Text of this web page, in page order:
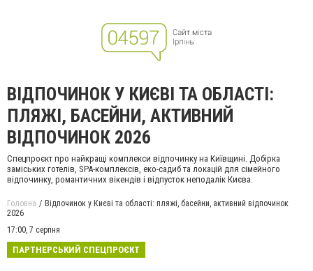
ВІДПОЧИНОК У КИЄВІ ТА ОБЛАСТІ:
ПЛЯЖІ, БАСЕЙНИ, АКТИВНИЙ
ВІДПОЧИНОК 2026
Спецпроєкт про найкращі комплекси відпочинку на Київщині. Добірка
заміських готелів, SPA-комплексів, еко-садиб та локацій для сімейного
відпочинку, романтичних вікендів і відпусток неподалік Києва.
Головна
Відпочинок у Києві та області: пляжі, басейни, активний відпочинок
2026
17:00, 7 серпня
ПАРТНЕРСЬКИЙ СПЕЦПРОЄКТ